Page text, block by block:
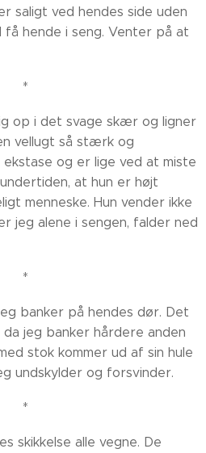
saligt ved hendes side uden
få hende i seng. Venter på at
*
op i det svage skær og ligner
vellugt så stærk og
og er lige ved at miste
at hun er højt
menneske. Hun vender ikke
jeg alene i sengen, falder ned
*
banker på hendes dør. Det
jeg banker hårdere anden
stok kommer ud af sin hule
undskylder og forsvinder.
*
skikkelse alle vegne. De